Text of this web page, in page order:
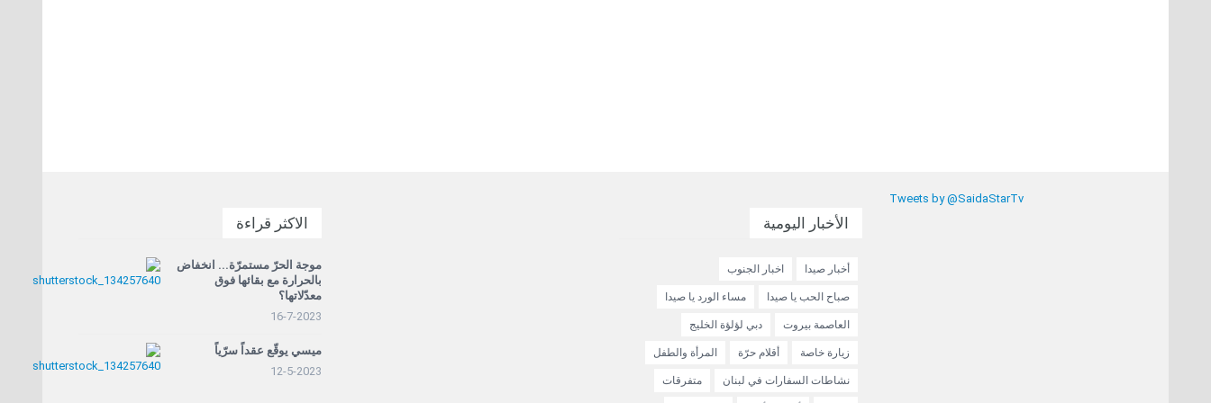
الاكثر قراءة
موجة الحرّ مستمرّة... انخفاض
بالحرارة مع بقائها فوق
معدّلاتها؟
16-7-2023
ميسي يوقّع عقداً سرّياً
12-5-2023
الأخبار اليومية
أخبار صيدا اخبار الجنوب
صباح الحب يا صيدا مساء الورد يا صيدا
العاصمة بيروت دبي لؤلؤة الخليج
زيارة خاصة أقلام حرّة المرأة والطفل
نشاطات السفارات في لبنان متفرقات
Tweets by @SaidaStarTv